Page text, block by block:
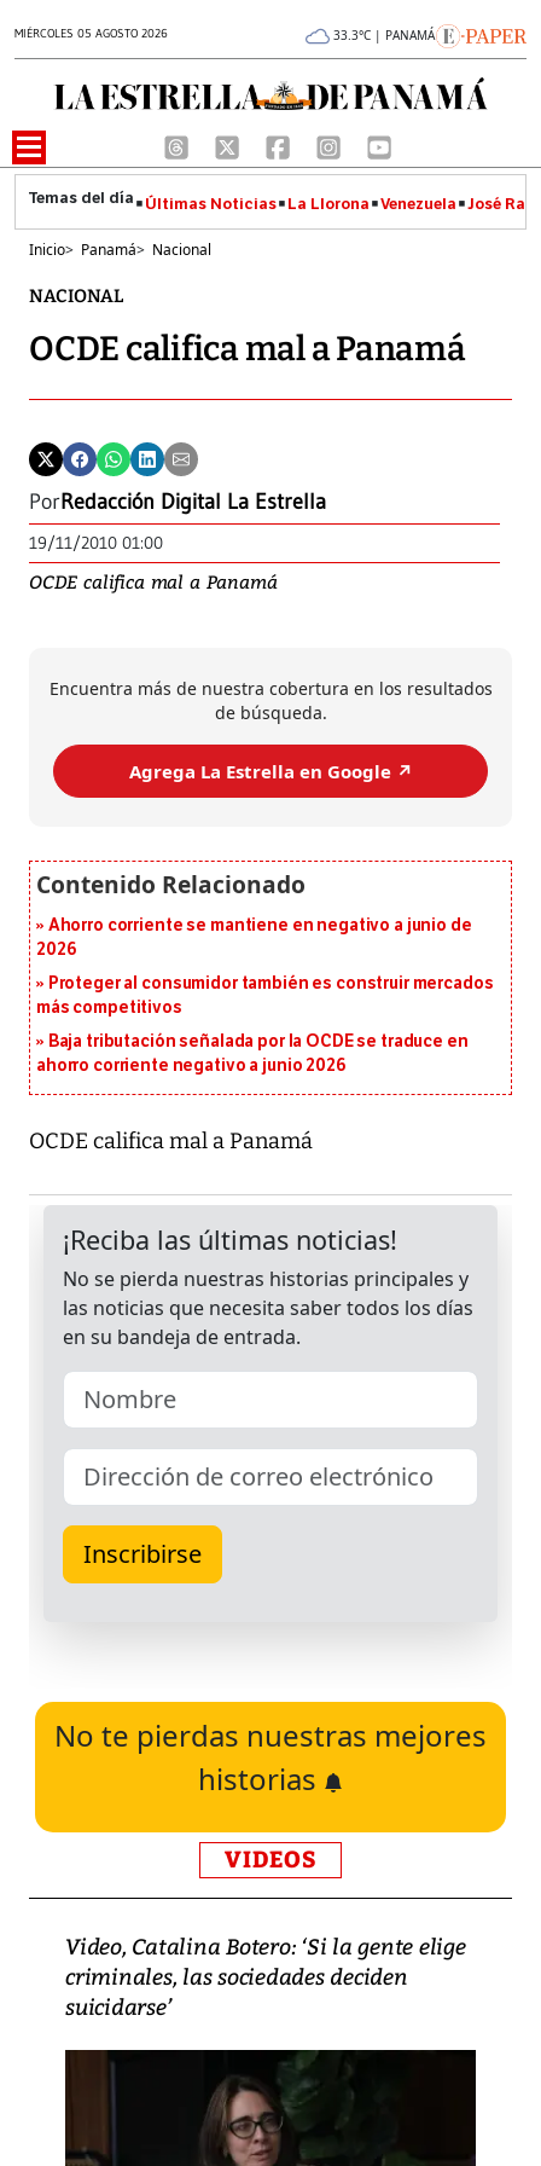
MIÉRCOLES 05 AGOSTO 2026 33.3°C | PANAMÁ
Últimas Noticias La Llorona Venezuela José
Inicio> Panamá> Nacional
NACIONAL
OCDE califica mal a Panamá
PorRedacción Digital La Estrella
19/11/2010 01:00
OCDE califica mal a Panamá
Encuentra más de nuestra cobertura en los resultados
de búsqueda.
Agrega La Estrella en Google ↗️
Ahorro corriente se mantiene en negativo a junio de
2026
Proteger al consumidor también es construir mercados
más competitivos
Baja tributación señalada por la OCDE se traduce en
ahorro corriente negativo a junio 2026
OCDE califica mal a Panamá
No te pierdas nuestras mejores
historias
VIDEOS
Video, Catalina Botero: ‘Si la gente elige
criminales, las sociedades deciden
suicidarse’